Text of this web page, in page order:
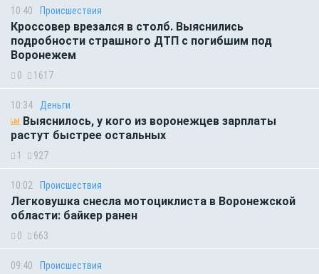
10:40 Происшествия
Кроссовер врезался в столб. Выяснились
подробности страшного ДТП с погибшим под
Воронежем
0 1617
10:34 Деньги
Выяснилось, у кого из воронежцев зарплаты
растут быстрее остальных
1 927
10:02 Происшествия
Легковушка снесла мотоциклиста в Воронежской
области: байкер ранен
0 663
09:40 Происшествия